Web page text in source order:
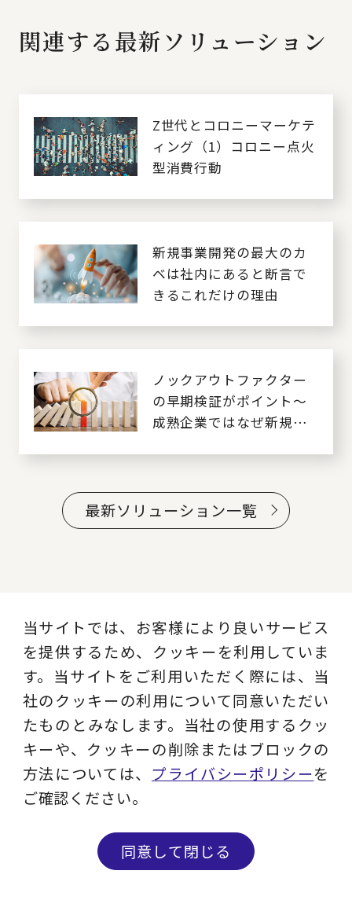
関連する最新ソリューション
Z世代とコロニーマーケテ
ィング（1）コロニー点火
型消費行動
新規事業開発の最大のカ
ベは社内にあると断言で
きるこれだけの理由
ノックアウトファクター
の早期検証がポイント～
成熟企業ではなぜ新規事
最新ソリューション一覧
職種別ソリューション
経営全般 経営企画・事業戦略
経営管理・経理・財
務
人事
広報・CSR IT・デジタル
営業・マーケティン
設計・開発・生産・
調達
当サイトでは、お客様により良いサービス
を提供するため、クッキーを利用していま
す。当サイトをご利用いただく際には、当
社のクッキーの利用について同意いただい
たものとみなします。当社の使用するクッ
キーや、クッキーの削除またはブロックの
方法については、 プライバシーポリシーを
ご確認ください。
同意して閉じる